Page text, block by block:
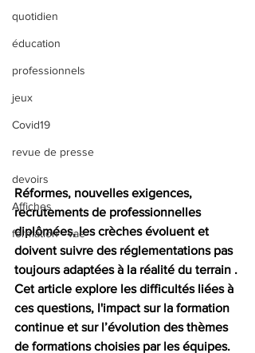
quotidien
éducation
professionnels
jeux
Covid19
revue de presse
devoirs
Affiches
formation - vae
Réformes, nouvelles exigences,
recrutements de professionnelles
diplômées, les crèches évoluent et
doivent suivre des réglementations pas
toujours adaptées à la réalité du terrain .
Cet article explore les difficultés liées à
ces questions, l'impact sur la formation
continue et sur l’évolution des thèmes
de formations choisies par les équipes.